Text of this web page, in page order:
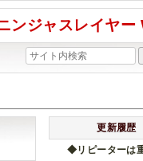
ンジャスレイヤー
更新履歴
◆リピーターは